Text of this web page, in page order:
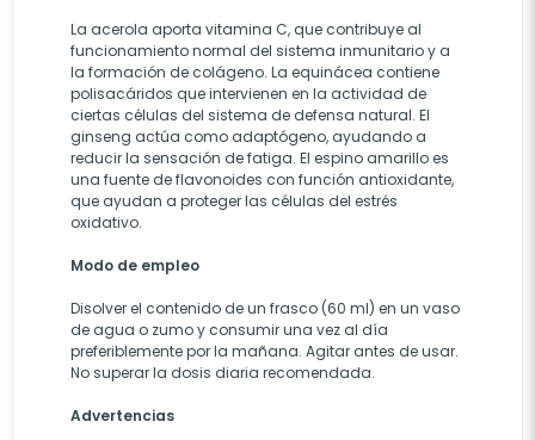
La acerola aporta vitamina C, que contribuye al
funcionamiento normal del sistema inmunitario y a
la formación de colágeno. La equinácea contiene
polisacáridos que intervienen en la actividad de
ciertas células del sistema de defensa natural. El
ginseng actúa como adaptógeno, ayudando a
reducir la sensación de fatiga. El espino amarillo es
una fuente de flavonoides con función antioxidante,
que ayudan a proteger las células del estrés
oxidativo.
Modo de empleo
Disolver el contenido de un frasco (60 ml) en un vaso
de agua o zumo y consumir una vez al día
preferiblemente por la mañana. Agitar antes de usar.
No superar la dosis diaria recomendada.
Advertencias